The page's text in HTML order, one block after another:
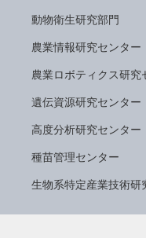
動物衛生研究部門
農業情報研究センター
農業ロボティクス研究
遺伝資源研究センター
高度分析研究センター
種苗管理センター
生物系特定産業技術研